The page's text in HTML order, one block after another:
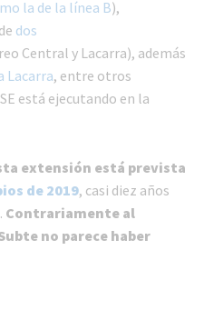
la de la línea B),
dos
Central y Lacarra), además
Lacarra, entre otros
está ejecutando en la
extensión está prevista
de 2019, casi diez años
Contrariamente al
no parece haber